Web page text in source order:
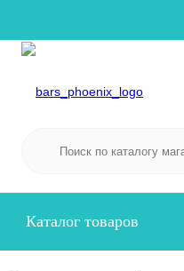
Каталог товаров